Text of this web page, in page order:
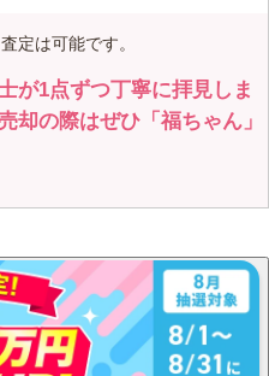
定は可能です。
が1点ずつ丁寧に拝見しま
却の際はぜひ「福ちゃん」